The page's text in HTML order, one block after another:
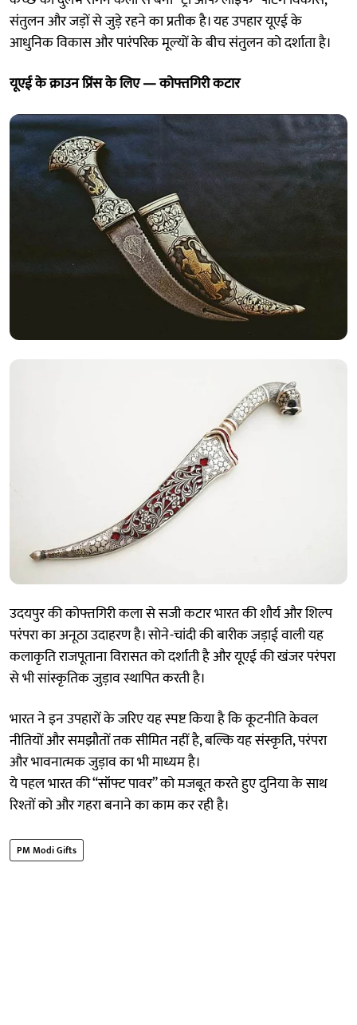
संतुलन और जड़ों से जुड़े रहने का प्रतीक है। यह उपहार यूएई के
आधुनिक विकास और पारंपरिक मूल्यों के बीच संतुलन को दर्शाता है।
यूएई के क्राउन प्रिंस के लिए — कोफ्तगिरी कटार
उदयपुर की कोफ्तगिरी कला से सजी कटार भारत की शौर्य और शिल्प
परंपरा का अनूठा उदाहरण है। सोने-चांदी की बारीक जड़ाई वाली यह
कलाकृति राजपूताना विरासत को दर्शाती है और यूएई की खंजर परंपरा
से भी सांस्कृतिक जुड़ाव स्थापित करती है।
भारत ने इन उपहारों के जरिए यह स्पष्ट किया है कि कूटनीति केवल
नीतियों और समझौतों तक सीमित नहीं है, बल्कि यह संस्कृति, परंपरा
और भावनात्मक जुड़ाव का भी माध्यम है।
ये पहल भारत की “सॉफ्ट पावर” को मजबूत करते हुए दुनिया के साथ
रिश्तों को और गहरा बनाने का काम कर रही है।
PM Modi Gifts